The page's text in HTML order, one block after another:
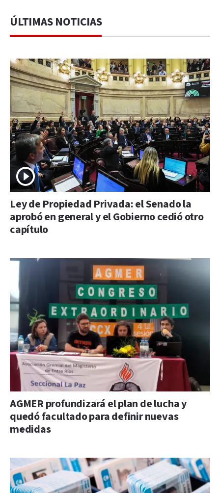
ÚLTIMAS NOTICIAS
Ley de Propiedad Privada: el Senado la
aprobó en general y el Gobierno cedió otro
capítulo
AGMER profundizará el plan de lucha y
quedó facultado para definir nuevas
medidas